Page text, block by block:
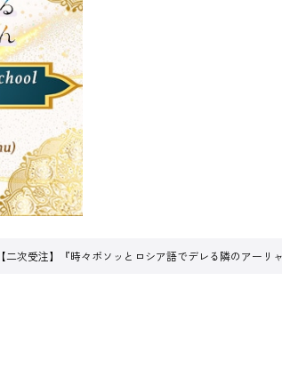
【二次受注】『時々ボソッとロシア語でデレる隣のアー